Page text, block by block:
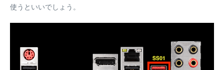
使うといいでしょう。